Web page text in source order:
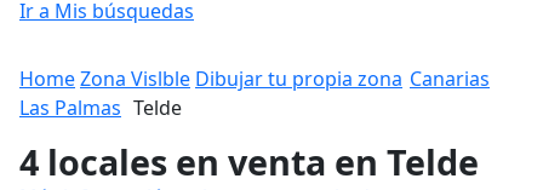
Ir a Mis búsquedas
HomeZona Vislble Dibujar tu propia zona Canarias
Las Palmas Telde
4 locales en venta en Telde